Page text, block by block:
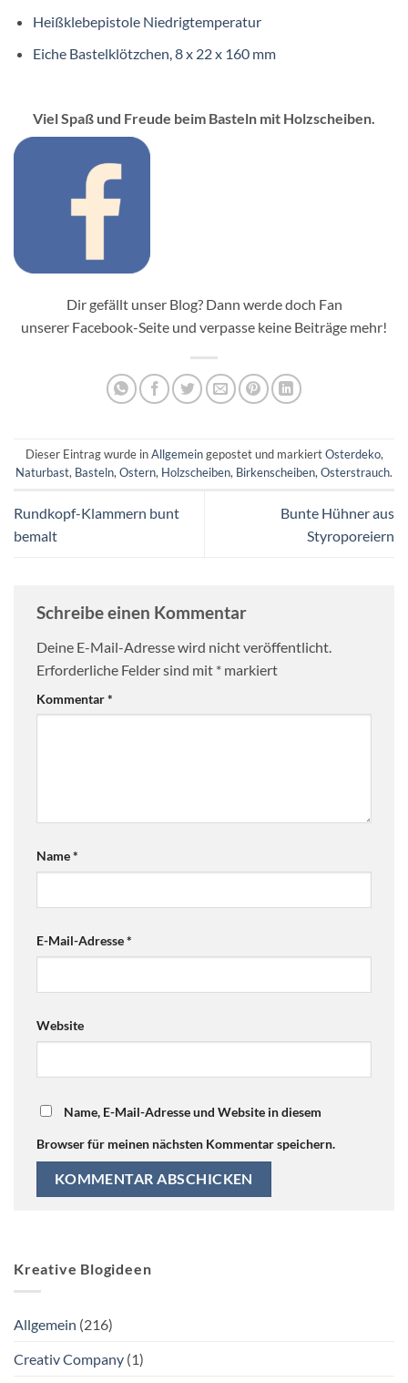
Heißklebepistole Niedrigtemperatur
Eiche Bastelklötzchen, 8 x 22 x 160 mm
Viel Spaß und Freude beim Basteln mit Holzscheiben.
Dir gefällt unser Blog? Dann werde doch Fan
unserer Facebook-Seite und verpasse keine Beiträge mehr!
Dieser Eintrag wurde inAllgemeingepostet und markiertOsterdeko,
Naturbast, Basteln, Ostern, Holzscheiben, Birkenscheiben, Osterstrauch.
Rundkopf-Klammern bunt
bemalt
Bunte Hühner aus
Styroporeiern
Schreibe einen Kommentar
Deine E-Mail-Adresse wird nicht veröffentlicht.
Erforderliche Felder sind mit * markiert
Kommentar*
Name*
E-Mail-Adresse*
Website
Name, E-Mail-Adresse und Website in diesem
Browser für meinen nächsten Kommentar speichern.
Kreative Blogideen
Allgemein (216)
Creativ Company (1)